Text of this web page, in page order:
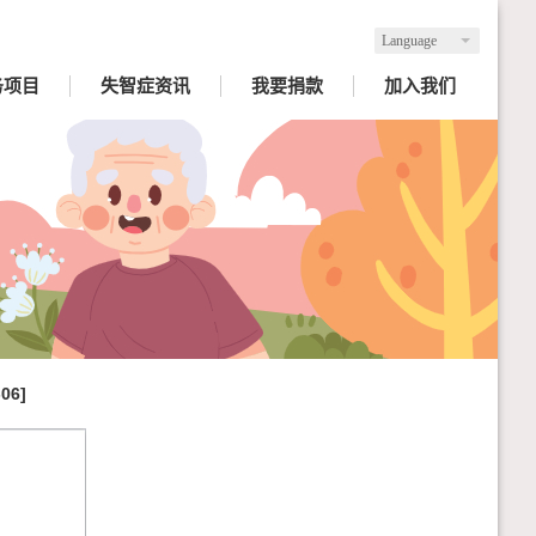
Language
目 失智症资讯 我要捐款 加入我们